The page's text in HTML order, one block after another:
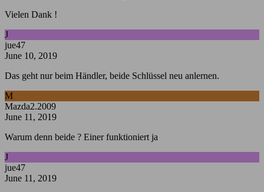
Vielen Dank !
J
jue47
June 10, 2019
Das geht nur beim Händler, beide Schlüssel neu anlernen.
M
Mazda2.2009
June 11, 2019
Warum denn beide ? Einer funktioniert ja
J
jue47
June 11, 2019